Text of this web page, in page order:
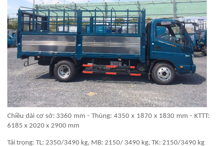
Chiều dài cơ sở: 3360 mm - Thùng: 4350 x 1870 x 1830 mm - KTTT:
6185 x 2020 x 2900 mm
Tải trọng: TL: 2350/3490 kg, MB: 2150/ 3490 kg, TK: 2150/3490 kg